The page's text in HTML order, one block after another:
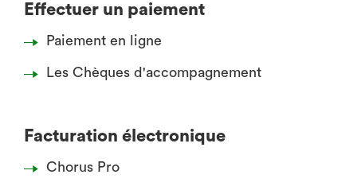
Effectuer un paiement
Paiement en ligne
Les Chèques d'accompagnement
Facturation électronique
Chorus Pro